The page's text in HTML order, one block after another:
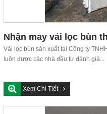
Nhận may vải lọc bùn
Vải lọc bùn sản xuất tại Công ty
luôn được các nhà đầu tư đánh giá...
Xem Chi Tiết